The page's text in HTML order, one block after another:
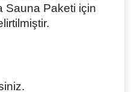
Sauna Paketi için